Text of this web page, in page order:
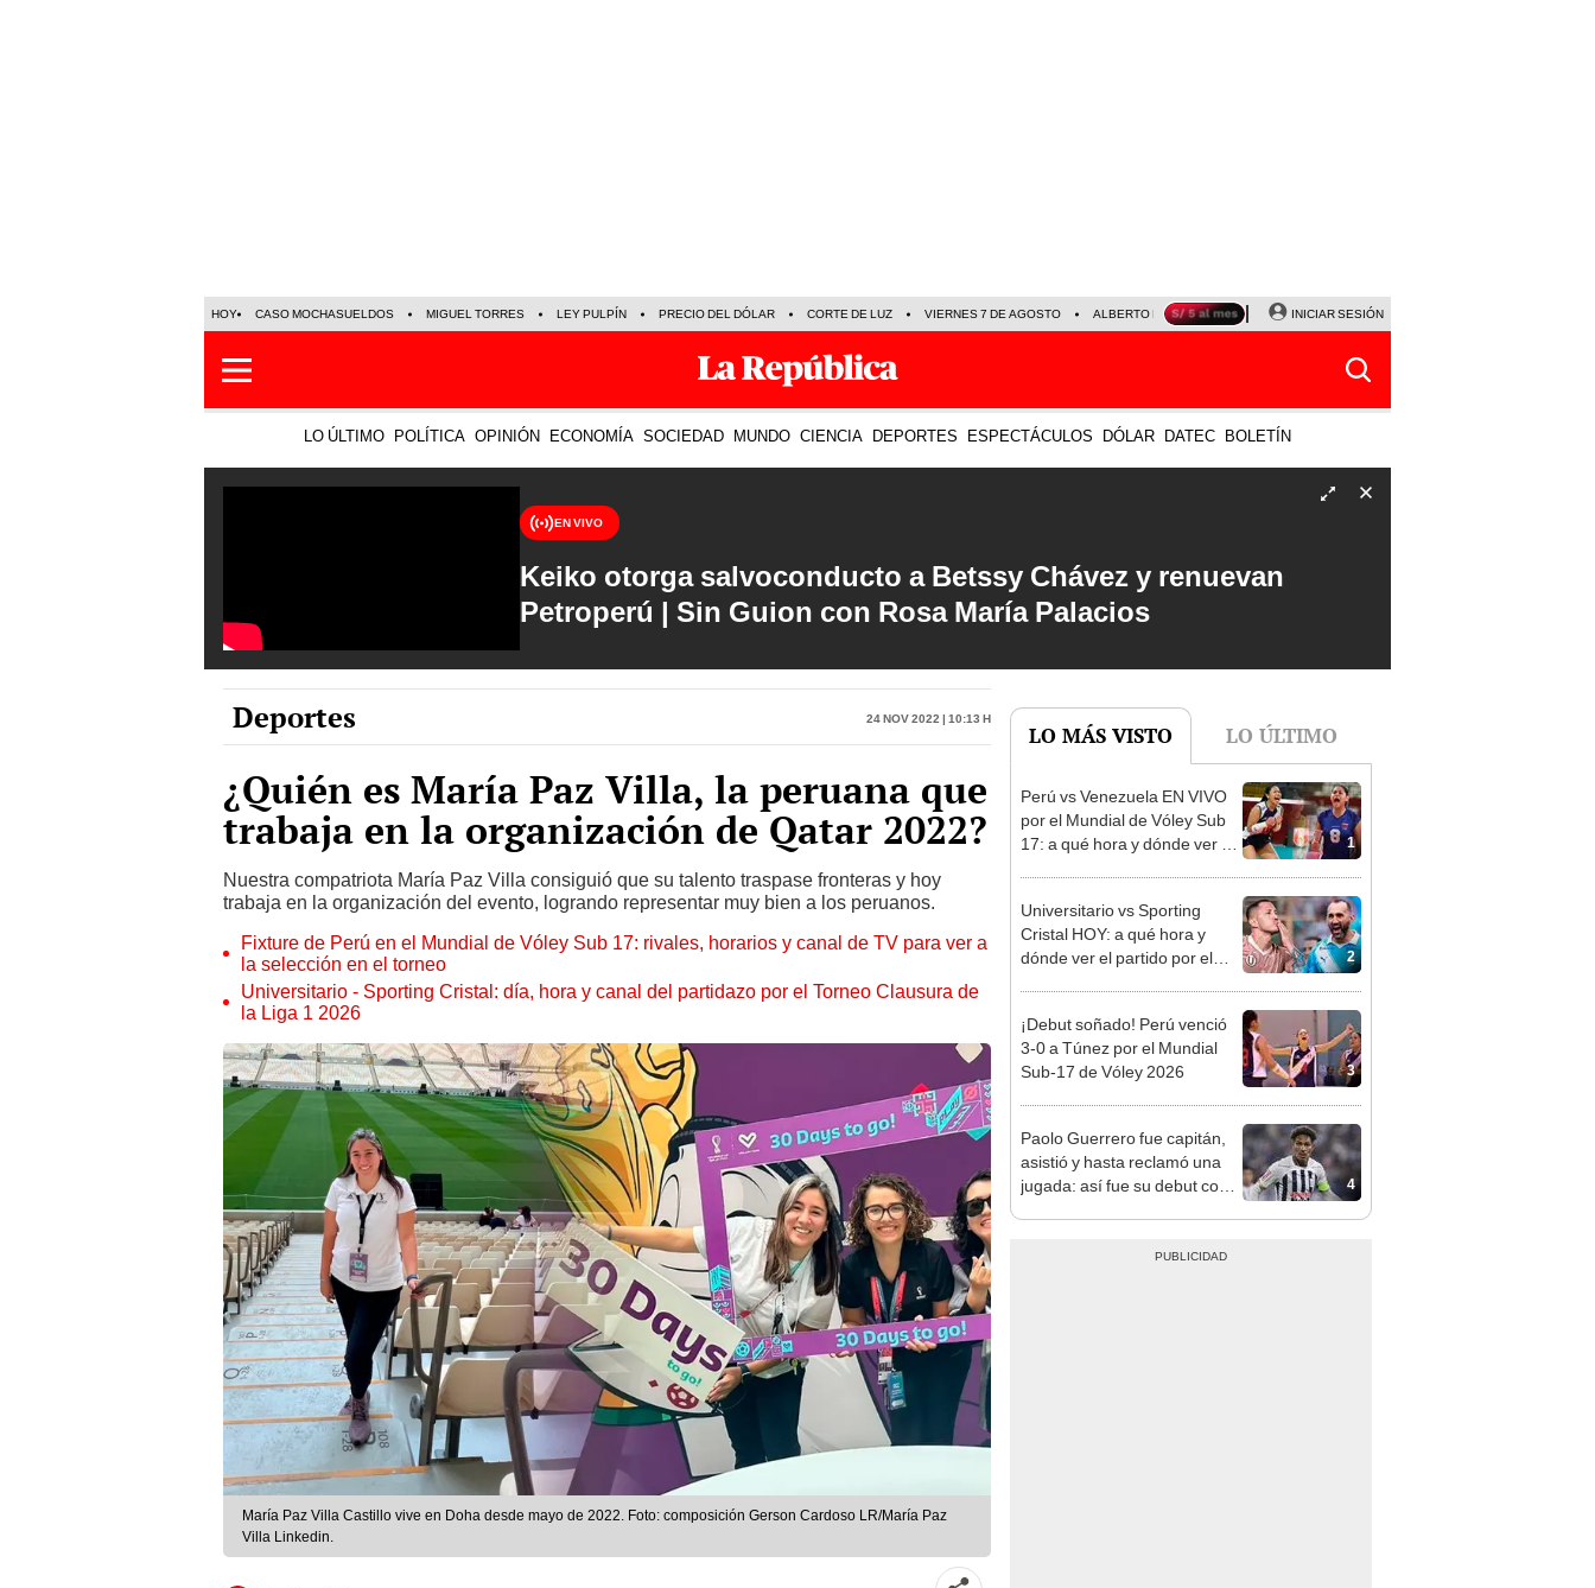
HOY CASO MOCHASUELDOS MIGUEL TORRES LEY PULPÍN PRECIO DEL DÓLAR CORTE DE LUZ VIERNES 7 DE AGOSTO ALBERTO BENAVIDES NALDY SALDAÑA
INICIAR SESIÓN
LO ÚLTIMO POLÍTICA OPINIÓN ECONOMÍA SOCIEDAD MUNDO CIENCIA DEPORTES ESPECTÁCULOS DÓLAR DATEC BOLETÍN
EN VIVO
Keiko otorga salvoconducto a Betssy Chávez y renuevan
Petroperú | Sin Guion con Rosa María Palacios
Deportes 24 Nov 2022 | 10:13 h
¿Quién es María Paz Villa, la peruana que
trabaja en la organización de Qatar 2022?
Nuestra compatriota María Paz Villa consiguió que su talento traspase fronteras y hoy
trabaja en la organización del evento, logrando representar muy bien a los peruanos.
Fixture de Perú en el Mundial de Vóley Sub 17: rivales, horarios y canal de TV para ver a
la selección en el torneo
Universitario - Sporting Cristal: día, hora y canal del partidazo por el Torneo Clausura de
la Liga 1 2026
María Paz Villa Castillo vive en Doha desde mayo de 2022. Foto: composición Gerson Cardoso LR/María Paz
Villa Linkedin.
LO MÁS VISTO LO ÚLTIMO
1
Perú vs Venezuela EN VIVO
por el Mundial de Vóley Sub
17: a qué hora y dónde ver el
2
Universitario vs Sporting
Cristal HOY: a qué hora y
dónde ver el partido por el
3
¡Debut soñado! Perú venció
3-0 a Túnez por el Mundial
Sub-17 de Vóley 2026
4
Paolo Guerrero fue capitán,
asistió y hasta reclamó una
jugada: así fue su debut con